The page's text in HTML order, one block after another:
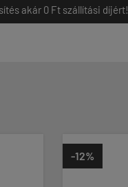
akár 0 Ft szállítási díjért!